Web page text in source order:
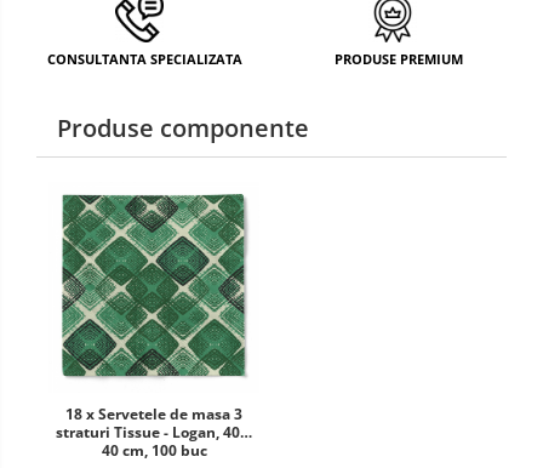
DECOR CRACIUN & REVELION
DECOR PRIMAVARA
DECOR VARA
DECOR TOAMNA
DECOR IARNA
TEMATICA CULINARA
DECOR MOS NICOLAE
TEMATICA FLORALA
DECOR OKTOBER FEST
DECOR BABY SHOWER
CONSULTANTA SPECIALIZATA PRODUSE PREMIUM
Produse componente
18 x Servetele de masa 3
straturi Tissue - Logan, 40 x
40 cm, 100 buc